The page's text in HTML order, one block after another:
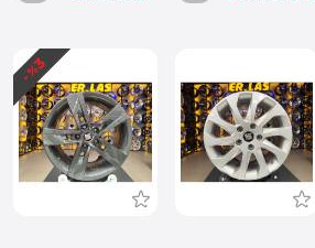
- %
3